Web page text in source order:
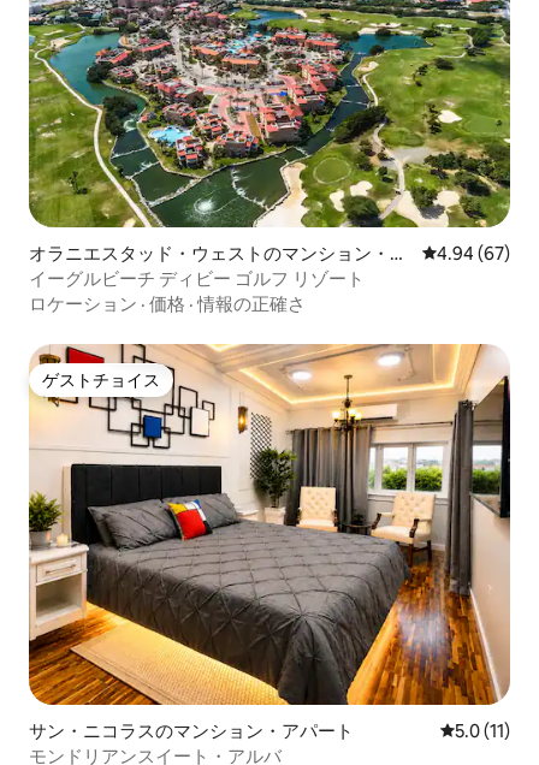
オラニエスタッド・ウェストのマンション・ア
パート
レビュー67
4.94 (67)
イーグルビーチ ディビー ゴルフ リゾート
ロケーション · 価格 ·情報の正確さ
ゲストチョイス
ゲストチョイス
サン・ニコラスのマンション・アパート レビュー11
5.0 (11)
モンドリアンスイート・アルバ